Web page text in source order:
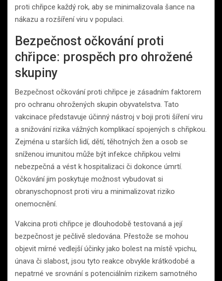
proti chřipce každý rok, aby se minimalizovala šance na
nákazu a rozšíření viru v populaci.
Bezpečnost očkování proti
chřipce: prospěch pro ohrožené
skupiny
Bezpečnost očkování proti chřipce je zásadním faktorem
pro ochranu ohrožených skupin obyvatelstva. Tato
vakcinace představuje účinný nástroj v boji proti šíření viru
a snižování rizika vážných komplikací spojených s chřipkou.
Zejména u starších lidí, dětí, těhotných žen a osob se
sníženou imunitou může být infekce chřipkou velmi
nebezpečná a vést k hospitalizaci či dokonce úmrtí.
Očkování jim poskytuje možnost vybudovat si
obranyschopnost proti viru a minimalizovat riziko
onemocnění.
Vakcina proti chřipce je dlouhodobě testovaná a její
bezpečnost je pečlivě sledována. Přestože se mohou
objevit mírné vedlejší účinky jako bolest na místě vpichu,
únava či slabost, jsou tyto reakce obvykle krátkodobé a
nepatrné ve srovnání s potenciálním rizikem samotného